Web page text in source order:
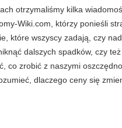
otrzymaliśmy kilka
Wiki.com, którzy ponieśli
które wszyscy zadają, czy
dalszych spadków, czy
co zrobić z naszymi
dlaczego ceny się